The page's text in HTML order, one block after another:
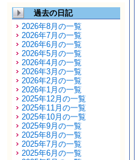
過去の日記
2026年8月の一覧
2026年7月の一覧
2026年6月の一覧
2026年5月の一覧
2026年4月の一覧
2026年3月の一覧
2026年2月の一覧
2026年1月の一覧
2025年12月の一覧
2025年11月の一覧
2025年10月の一覧
2025年9月の一覧
2025年8月の一覧
2025年7月の一覧
2025年6月の一覧